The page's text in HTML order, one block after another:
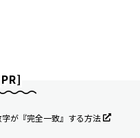
が『完全一致』する方法